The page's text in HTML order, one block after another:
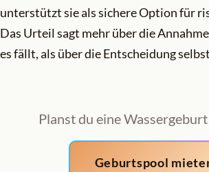
unterstützt sie als sichere Option für
Das Urteil sagt mehr über die
es fällt, als über die Entscheidung
Planst du eine
Geburtspool